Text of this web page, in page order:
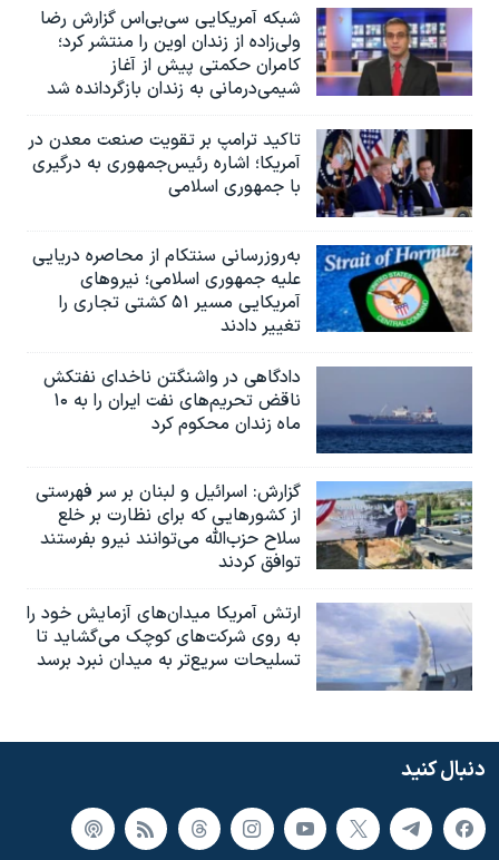
شبکه آمریکایی سی‌بی‌‌اس گزارش رضا
ولی‌زاده از زندان اوین را منتشر کرد؛
کامران حکمتی پیش از آغاز
شیمی‌درمانی به زندان بازگردانده شد
تاکید ترامپ بر تقویت صنعت معدن در
آمریکا؛ اشاره رئیس‌جمهوری به درگیری
با جمهوری اسلامی
به‌روزرسانی سنتکام از محاصره دریایی
علیه جمهوری اسلامی؛ نیروهای
آمریکایی مسیر ۵۱ کشتی تجاری را
تغییر دادند
دادگاهی در واشنگتن ناخدای نفتکش
ناقض تحریم‌های نفت ایران را به ۱۰
ماه زندان محکوم کرد
گزارش‌: اسرائيل و لبنان بر سر فهرستی
از کشورهایی که برای نظارت بر خلع
سلاح حزب‌الله می‌توانند نیرو بفرستند
توافق کردند
ارتش آمریکا میدان‌های آزمایش خود را
به روی شرکت‌های کوچک می‌گشاید تا
تسلیحات سریع‌تر به میدان نبرد برسد
دنبال کنید